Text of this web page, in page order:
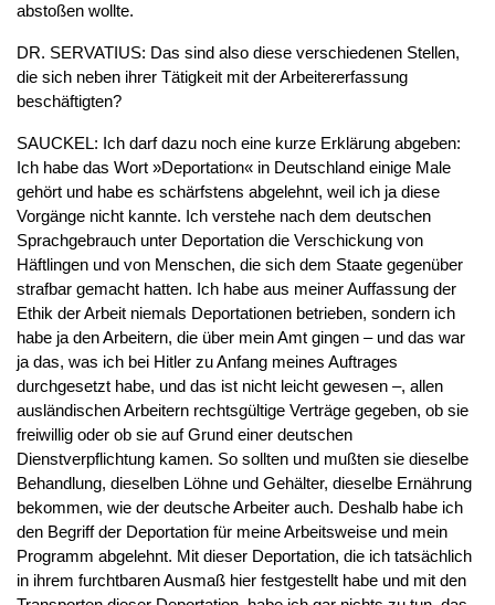
abstoßen wollte.
DR. SERVATIUS: Das sind also diese verschiedenen Stellen,
die sich neben ihrer Tätigkeit mit der Arbeitererfassung
beschäftigten?
SAUCKEL: Ich darf dazu noch eine kurze Erklärung abgeben:
Ich habe das Wort »Deportation« in Deutschland einige Male
gehört und habe es schärfstens abgelehnt, weil ich ja diese
Vorgänge nicht kannte. Ich verstehe nach dem deutschen
Sprachgebrauch unter Deportation die Verschickung von
Häftlingen und von Menschen, die sich dem Staate gegenüber
strafbar gemacht hatten. Ich habe aus meiner Auffassung der
Ethik der Arbeit niemals Deportationen betrieben, sondern ich
habe ja den Arbeitern, die über mein Amt gingen – und das war
ja das, was ich bei Hitler zu Anfang meines Auftrages
durchgesetzt habe, und das ist nicht leicht gewesen –, allen
ausländischen Arbeitern rechtsgültige Verträge gegeben, ob sie
freiwillig oder ob sie auf Grund einer deutschen
Dienstverpflichtung kamen. So sollten und mußten sie dieselbe
Behandlung, dieselben Löhne und Gehälter, dieselbe Ernährung
bekommen, wie der deutsche Arbeiter auch. Deshalb habe ich
den Begriff der Deportation für meine Arbeitsweise und mein
Programm abgelehnt. Mit dieser Deportation, die ich tatsächlich
in ihrem furchtbaren Ausmaß hier festgestellt habe und mit den